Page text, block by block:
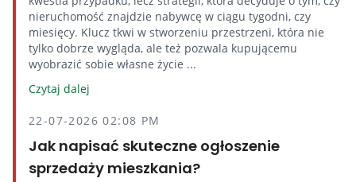
nieruchomość znajdzie nabywcę w ciągu tygodni, czy
miesięcy. Klucz tkwi w stworzeniu przestrzeni, która nie
tylko dobrze wygląda, ale też pozwala kupującemu
wyobrazić sobie własne życie ...
Czytaj dalej
22-07-2026 02:08 PM
Jak napisać skuteczne ogłoszenie
sprzedaży mieszkania?